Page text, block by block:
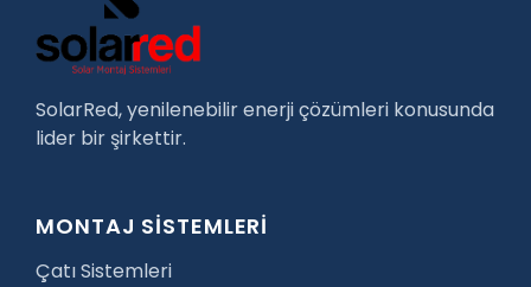
SolarRed, yenilenebilir enerji çözümleri konusunda
lider bir şirkettir.
MONTAJ SİSTEMLERİ
Çatı Sistemleri